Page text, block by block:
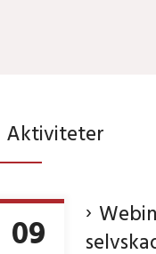
Aktiviteter
09